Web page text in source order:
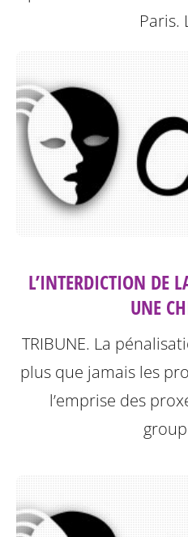
Paris.
L’INTERDICTION DE
UNE
TRIBUNE. La
plus que jamais les
l’emprise des